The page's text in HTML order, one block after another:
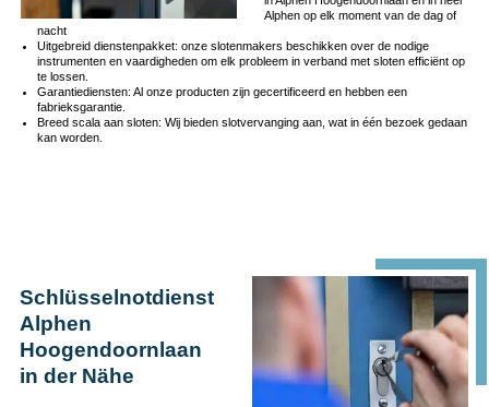
Alphen op elk moment van de dag of
nacht
Uitgebreid dienstenpakket: onze slotenmakers beschikken over de nodige
instrumenten en vaardigheden om elk probleem in verband met sloten efficiënt op
te lossen.
Garantiediensten: Al onze producten zijn gecertificeerd en hebben een
fabrieksgarantie.
Breed scala aan sloten: Wij bieden slotvervanging aan, wat in één bezoek gedaan
kan worden.
Schlüsselnotdienst
Alphen
Hoogendoornlaan
in der Nähe